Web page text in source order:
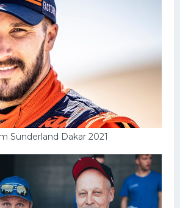
Sunderland Dakar 2021